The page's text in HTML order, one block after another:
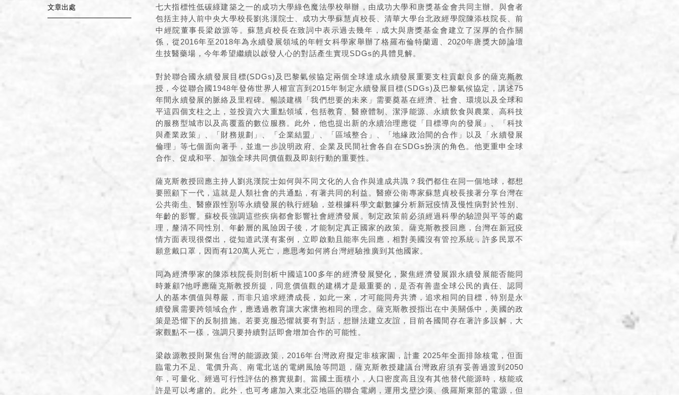
文章出處
七大指標性低碳綠建築之一的成功大學綠色魔法學校舉辦，由成功大學和唐獎基金會共同主辦。與會者
包括主持人前中央大學校長劉兆漢院士、成功大學蘇慧貞校長、清華大學台北政經學院陳添枝院長、前
中經院董事長梁啟源等。蘇慧貞校長在致詞中表示過去幾年，成大與唐獎基金會建立了深厚的合作關
係，從2016年至2018年為永續發展領域的年輕女科學家舉辦了格羅布倫特蘭週、2020年唐獎大師論壇
生技醫藥場，今年希望繼續以啟發人心的對話產生實現SDGs的具體見解。
對於聯合國永續發展目標(SDGs)及巴黎氣候協定兩個全球達成永續發展重要支柱貢獻良多的薩克斯教
授，今從聯合國1948年發佈世界人權宣言到2015年制定永續發展目標(SDGs)及巴黎氣候協定，講述75
年間永續發展的脈絡及里程碑。暢談建構「我們想要的未來」需要奠基在經濟、社會、環境以及全球和
平這四個支柱之上，並投資六大重點領域，包括教育、醫療體制、潔淨能源、永續飲食與農業、高科技
的服務型城市以及高覆蓋的數位服務。此外，他也提出新的永續治理應從「目標導向的發展」、「科技
與產業政策」、「財務規劃」、「企業結盟」、「區域整合」、「地緣政治間的合作」以及「永續發展
倫理」等七個面向著手，並進一步說明政府、企業及民間社會各自在SDGs扮演的角色。他更重申全球
合作、促成和平、加強全球共同價值觀及即刻行動的重要性。
薩克斯教授回應主持人劉兆漢院士如何與不同文化的人合作與達成共識？我們都住在同一個地球，都想
要照顧下一代，這就是人類社會的共通點，有著共同的利益。醫療公衛專家蘇慧貞校長接著分享台灣在
公共衛生、醫療跟性別等永續發展的執行經驗，並根據科學文獻數據分析新冠疫情及慢性病對於性別、
年齡的影響。蘇校長強調這些疾病都會影響社會經濟發展。制定政策前必須經過科學的驗證與平等的處
理，釐清不同性別、年齡層的風險因子後，才能制定真正國家的政策。薩克斯教授回應，台灣在新冠疫
情方面表現很傑出，從知道武漢有案例，立即啟動且能率先回應，相對美國沒有管控系統，許多民眾不
願意戴口罩，因而有120萬人死亡，應思考如何將台灣經驗推廣到其他國家。
同為經濟學家的陳添枝院長則剖析中國這100多年的經濟發展變化，聚焦經濟發展跟永續發展能否能同
時兼顧?他呼應薩克斯教授所提，同意價值觀的建構才是最重要的，是否有善盡全球公民的責任、認同
人的基本價值與尊嚴，而非只追求經濟成長，如此一來，才可能同舟共濟，追求相同的目標，特別是永
續發展需要跨領域合作，應透過教育讓大家懷抱相同的理念。薩克斯教授指出在中美關係中，美國的政
策是恐懼下的反制措施。若要克服恐懼就要有對話，想辦法建立友誼，目前各國間存在著許多誤解，大
家觀點不一樣，強調只要持續對話即會增加合作的可能性。
梁啟源教授則聚焦台灣的能源政策，2016年台灣政府擬定非核家園，計畫 2025年全面排除核電，但面
臨電力不足、電價升高、南電北送的電網風險等問題，薩克斯教授建議台灣政府須有妥善過渡到2050
年，可量化、經過可行性評估的務實規劃。當國土面積小，人口密度高且沒有其他替代能源時，核能或
許是可以考慮的。此外，也可考慮加入東北亞地區的聯合電網，運用戈壁沙漠、俄羅斯東部的電源，但